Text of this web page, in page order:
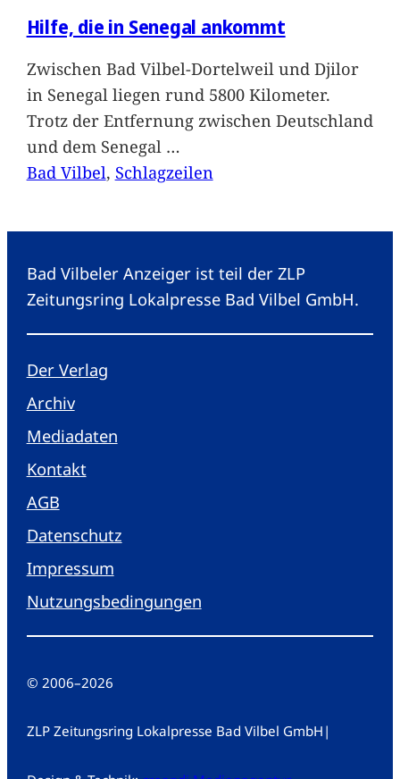
Hilfe, die in Senegal ankommt
Zwischen Bad Vilbel-Dortelweil und Djilor
in Senegal liegen rund 5800 Kilometer.
Trotz der Entfernung zwischen Deutschland
und dem Senegal …
Bad Vilbel, Schlagzeilen
Bad Vilbeler Anzeiger ist teil der ZLP
Zeitungsring Lokalpresse Bad Vilbel GmbH.
Der Verlag
Archiv
Mediadaten
Kontakt
AGB
Datenschutz
Impressum
Nutzungsbedingungen
© 2006–2026
ZLP Zeitungsring Lokalpresse Bad Vilbel GmbH |